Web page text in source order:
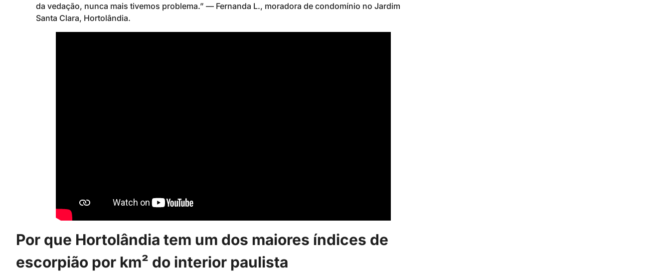
da vedação, nunca mais tivemos problema.” — Fernanda L., moradora de condomínio no Jardim
Santa Clara, Hortolândia.
Por que Hortolândia tem um dos maiores índices de
escorpião por km² do interior paulista